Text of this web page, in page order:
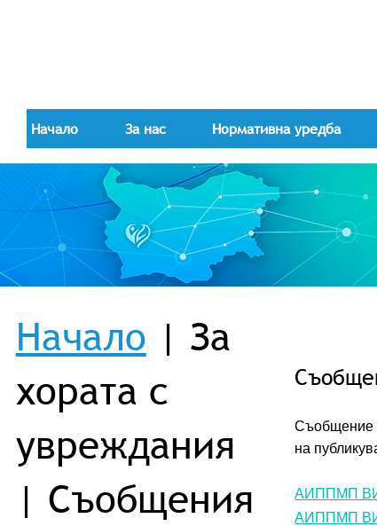
Начало За нас Нормативна уредба
Начало | За
хората с
увреждания
| Съобщения
Съобщение
на
АИППМП
АИППМП